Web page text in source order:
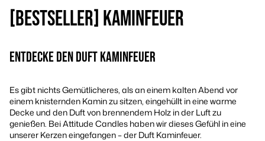
[BESTSELLER] KAMINFEUER
ENTDECKE DEN DUFT KAMINFEUER
Es gibt nichts Gemütlicheres, als an einem kalten Abend vor
einem knisternden Kamin zu sitzen, eingehüllt in eine warme
Decke und den Duft von brennendem Holz in der Luft zu
genießen. Bei Attitude Candles haben wir dieses Gefühl in eine
unserer Kerzen eingefangen – der Duft Kaminfeuer.